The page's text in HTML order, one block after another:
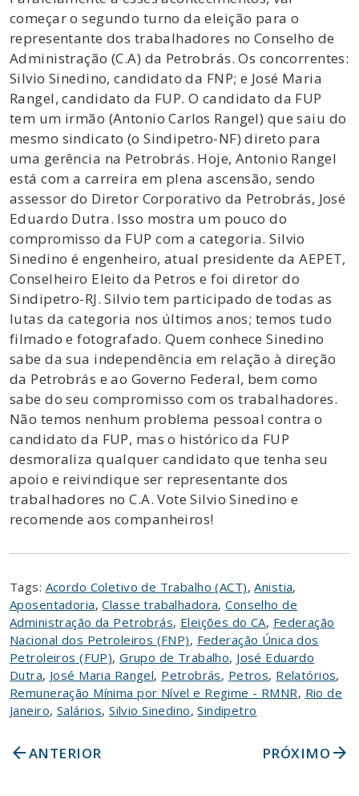
começar o segundo turno da eleição para o
representante dos trabalhadores no Conselho de
Administração (C.A) da Petrobrás. Os concorrentes:
Silvio Sinedino, candidato da FNP; e José Maria
Rangel, candidato da FUP. O candidato da FUP
tem um irmão (Antonio Carlos Rangel) que saiu do
mesmo sindicato (o Sindipetro-NF) direto para
uma gerência na Petrobrás. Hoje, Antonio Rangel
está com a carreira em plena ascensão, sendo
assessor do Diretor Corporativo da Petrobrás, José
Eduardo Dutra. Isso mostra um pouco do
compromisso da FUP com a categoria. Silvio
Sinedino é engenheiro, atual presidente da AEPET,
Conselheiro Eleito da Petros e foi diretor do
Sindipetro-RJ. Silvio tem participado de todas as
lutas da categoria nos últimos anos; temos tudo
filmado e fotografado. Quem conhece Sinedino
sabe da sua independência em relação à direção
da Petrobrás e ao Governo Federal, bem como
sabe do seu compromisso com os trabalhadores.
Não temos nenhum problema pessoal contra o
candidato da FUP, mas o histórico da FUP
desmoraliza qualquer candidato que tenha seu
apoio e reivindique ser representante dos
trabalhadores no C.A. Vote Silvio Sinedino e
recomende aos companheiros!
Tags: Acordo Coletivo de Trabalho (ACT),Anistia,
Aposentadoria,Classe trabalhadora,Conselho de
Administração da Petrobrás, Eleições do CA, Federação
Nacional dos Petroleiros (FNP), Federação Única dos
Petroleiros (FUP),Grupo de Trabalho, José Eduardo
Dutra, José Maria Rangel, Petrobrás, Petros, Relatórios,
Remuneração Mínima por Nível e Regime - RMNR, Rio de
Janeiro, Salários,Silvio Sinedino,Sindipetro
arrow_backANTERIOR PRÓXIMO arrow_forward